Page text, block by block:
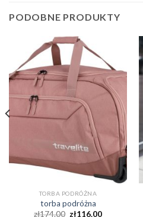
PODOBNE PRODUKTY
TORBA PODRÓŻNA
torba podróżna
zł174.00 zł116.00